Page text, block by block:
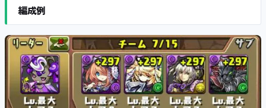
編成例